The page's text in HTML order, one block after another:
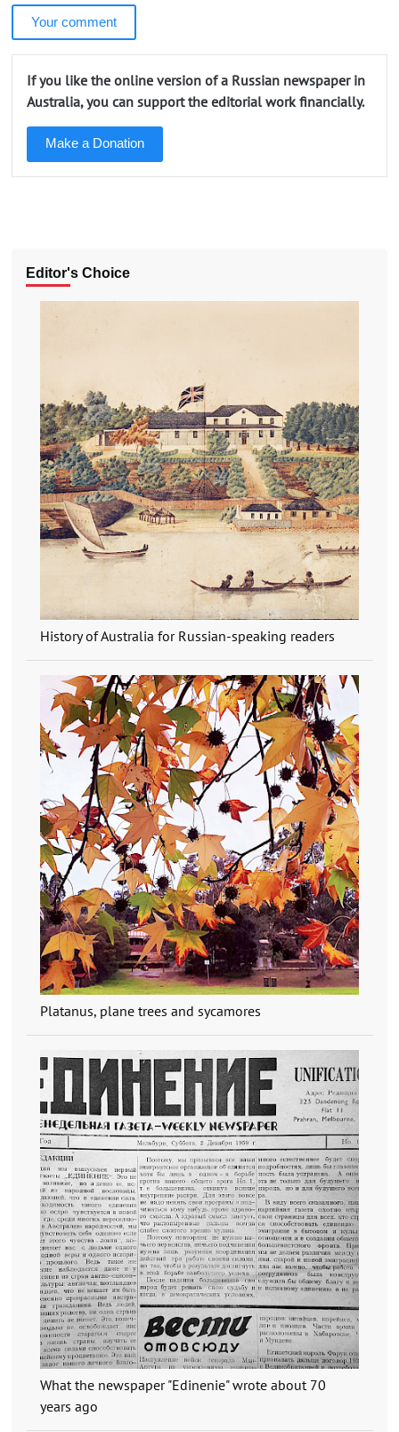
Your comment
If you like the online version of a Russian newspaper in
Australia, you can support the editorial work financially.
Make a Donation
Editor's Choice
History of Australia for Russian-speaking readers
Platanus, plane trees and sycamores
What the newspaper "Edinenie" wrote about 70
years ago